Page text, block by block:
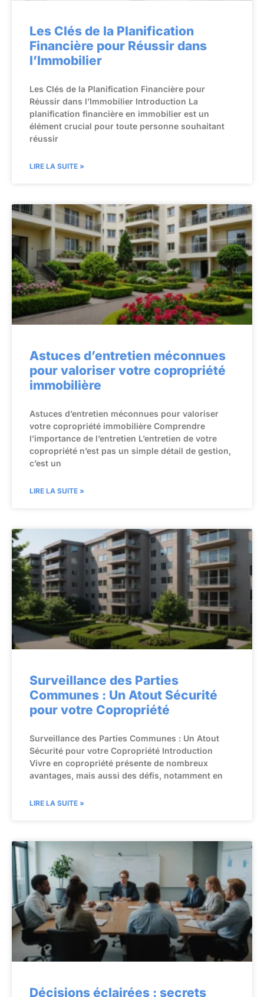
Les Clés de la Planification
Financière pour Réussir dans
l’Immobilier
Les Clés de la Planification Financière pour
Réussir dans l’Immobilier Introduction La
planification financière en immobilier est un
élément crucial pour toute personne souhaitant
réussir
LIRE LA SUITE »
Astuces d’entretien méconnues
pour valoriser votre copropriété
immobilière
Astuces d’entretien méconnues pour valoriser
votre copropriété immobilière Comprendre
l’importance de l’entretien L’entretien de votre
copropriété n’est pas un simple détail de gestion,
c’est un
LIRE LA SUITE »
Surveillance des Parties
Communes : Un Atout Sécurité
pour votre Copropriété
Surveillance des Parties Communes : Un Atout
Sécurité pour votre Copropriété Introduction
Vivre en copropriété présente de nombreux
avantages, mais aussi des défis, notamment en
LIRE LA SUITE »
Décisions éclairées : secrets